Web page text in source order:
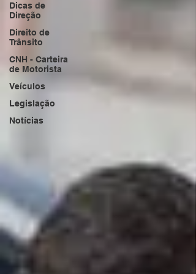
Dicas de
Direção
Direito de
Trânsito
CNH - Carteira
de Motorista
Veículos
Legislação
Notícias